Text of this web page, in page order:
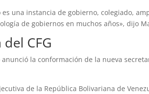
es una instancia de gobierno, colegiado,
de gobiernos en muchos años», dijo
CFG
la conformación de la nueva
de la República Bolivariana de